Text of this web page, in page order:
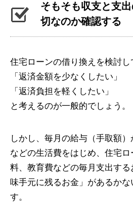
そもそも収支と支
切なのか確認する
住宅ローンの借り換えを検討し
「返済金額を少なくしたい」
「返済負担を軽くしたい」
と考えるのが一般的でしょう。
しかし、毎月の給与（手取額
などの生活費をはじめ、住宅
料、教育費などの毎月支出す
味手元に残るお金」があるかな
す。